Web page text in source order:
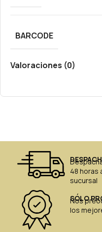
BARCODE
Valoraciones (0)
48 horas
sucursal
SÓLO
Nos
los